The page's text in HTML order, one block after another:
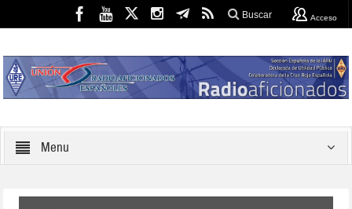
Buscar Acceso
Menu